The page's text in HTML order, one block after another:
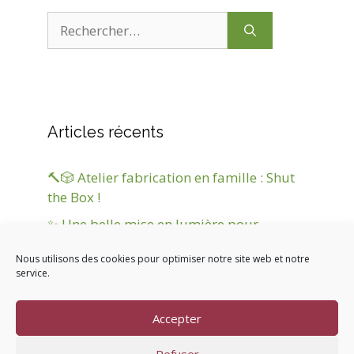
Nous utilisons des cookies pour optimiser notre site web et notre
service.
Accepter
Articles récents
🔨🎲 Atelier fabrication en famille : Shut
the Box !
✨ Une belle mise en lumière pour
Marché de Noël
Nuit d’hiver et d’étoiles
Nouvel Inscape Game